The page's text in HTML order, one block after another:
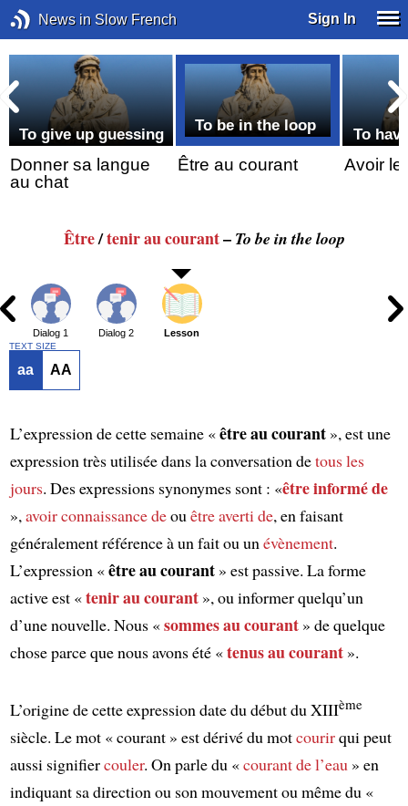
News in Slow French Sign In
To give up guessing
Donner sa langue
au chat
To be in the loop
Être au courant
To
Avoir le
Être/tenirau courant– To be in the loop
Dialog 1 Dialog 2 Lesson
TEXT SIZE
aa AA
L’expression de cette semaine «être au courant», est une
expression très utilisée dans la conversation detous les
jours. Des expressions synonymes sont : «être informé de
», avoir connaissance deou être averti de, en faisant
généralement référence à un fait ou un évènement.
L’expression «être au courant» est passive. La forme
active est «tenir au courant», ou informer quelqu’un
d’une nouvelle. Nous «sommes au courant» de quelque
chose parce que nous avons été «tenus au courant».
L’origine de cette expression date du début du XIIIème
siècle. Le mot « courant » est dérivé du motcourirqui peut
aussi signifiercouler. On parle du «courant de l’eau » en
indiquant sa direction ou son mouvement ou même du «